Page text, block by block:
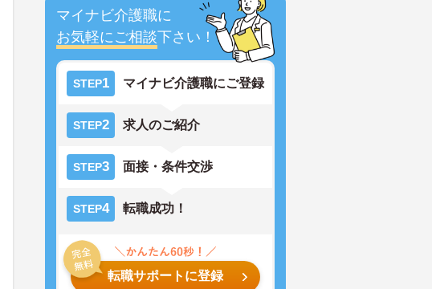
マイナビ介護職に
お気軽にご相談下さい！
STEP1 マイナビ介護職にご登録
STEP2 求人のご紹介
STEP3 面接・条件交渉
STEP4 転職成功！
転職サポートに登録